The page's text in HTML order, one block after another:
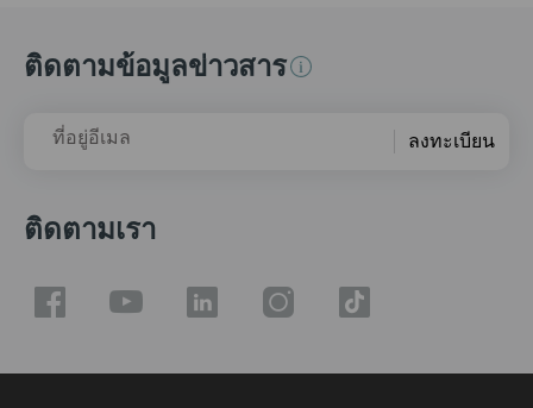
ติดตามข้อมูลข่าวสาร
ที่อยู่อีเมล ลงทะเบียน
ติดตามเรา